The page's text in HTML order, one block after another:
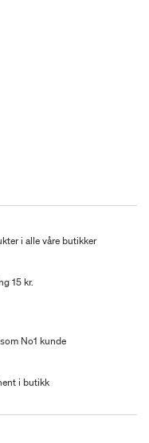
i alle våre butikker
15 kr.
No1 kunde
i butikk